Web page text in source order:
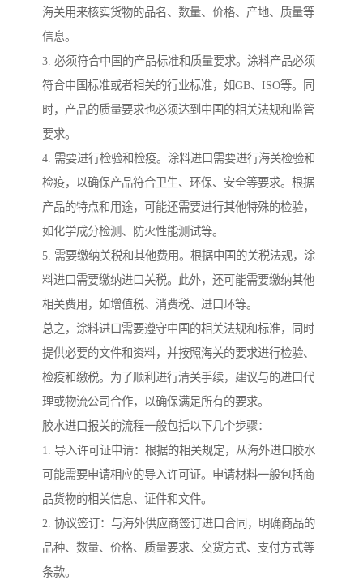
海关用来核实货物的品名、数量、价格、产地、质量等
信息。
3. 必须符合中国的产品标准和质量要求。涂料产品必须
符合中国标准或者相关的行业标准，如GB、ISO等。同
时，产品的质量要求也必须达到中国的相关法规和监管
要求。
4. 需要进行检验和检疫。涂料进口需要进行海关检验和
检疫，以确保产品符合卫生、环保、安全等要求。根据
产品的特点和用途，可能还需要进行其他特殊的检验，
如化学成分检测、防火性能测试等。
5. 需要缴纳关税和其他费用。根据中国的关税法规，涂
料进口需要缴纳进口关税。此外，还可能需要缴纳其他
相关费用，如增值税、消费税、进口环等。
总之，涂料进口需要遵守中国的相关法规和标准，同时
提供必要的文件和资料，并按照海关的要求进行检验、
检疫和缴税。为了顺利进行清关手续，建议与的进口代
理或物流公司合作，以确保满足所有的要求。
胶水进口报关的流程一般包括以下几个步骤：
1. 导入许可证申请：根据的相关规定，从海外进口胶水
可能需要申请相应的导入许可证。申请材料一般包括商
品货物的相关信息、证件和文件。
2. 协议签订：与海外供应商签订进口合同，明确商品的
品种、数量、价格、质量要求、交货方式、支付方式等
条款。